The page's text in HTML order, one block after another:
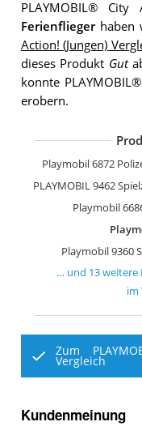
PLAYMOBIL® City
Ferienfliegerhaben
Action! (Jungen)
dieses Produkt Gut
konnte
erobern.
PLAYMOBIL 9462
Playmobil
… und 13weitere
im
Zum
Vergleich
Kundenmeinung